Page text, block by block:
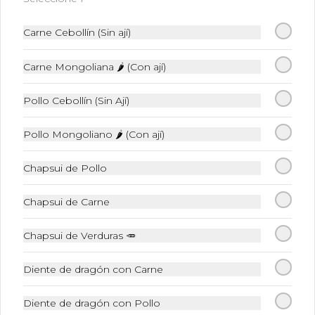
Diente de dragón con
camarones
$21.800
Diente de dragón Solo
$11.300
Chaumin (Tallarines)
Carne Cebollín (Sin ají)
Carne Mongoliana 🌶 (Con ají)
Pollo Cebollín (Sin Ají)
Pollo Mongoliano 🌶 (Con ají)
Chapsui de Pollo
Chapsui de Carne
Chapsui de Verduras 🥕
Diente de dragón con Carne
Diente de dragón con Pollo